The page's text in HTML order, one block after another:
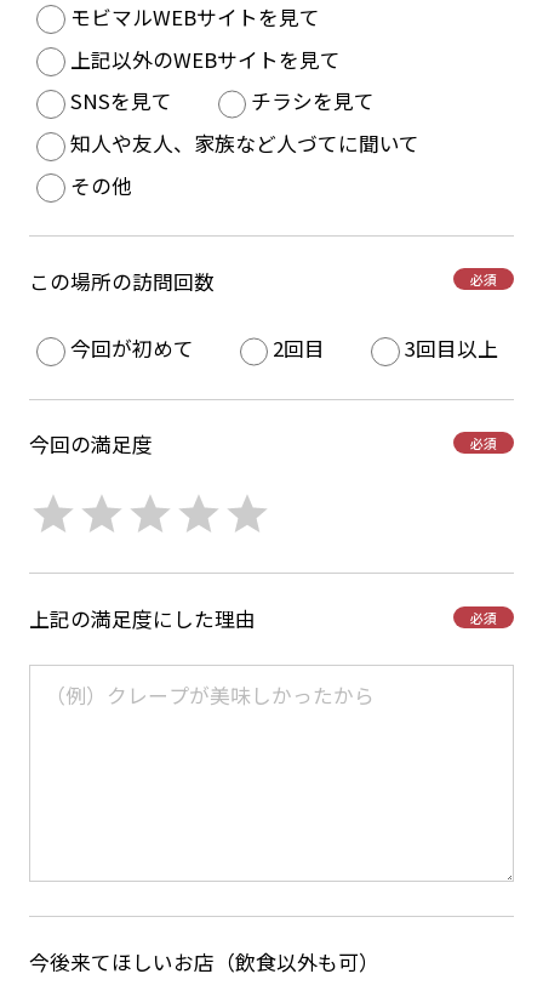
モビマルWEBサイトを見て
上記以外のWEBサイトを見て
SNSを見て
チラシを見て
知人や友人、家族など人づてに聞いて
その他
この場所の訪問回数 必須
今回が初めて 2回目 3回目以上
今回の満足度 必須
上記の満足度にした理由 必須
今後来てほしいお店（飲食以外も可）